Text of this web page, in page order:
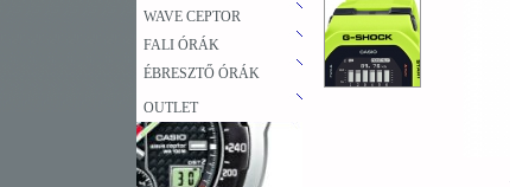
WAVE CEPTOR
FALI ÓRÁK
ÉBRESZTŐ ÓRÁK
OUTLET